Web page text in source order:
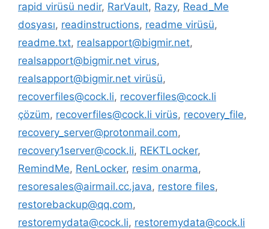
rapid virüsü nedir, RarVault, Razy, Read_Me
dosyası, readinstructions, readme virüsü,
readme.txt, realsapport@bigmir.net,
realsapport@bigmir.net virus,
realsapport@bigmir.net virüsü,
recoverfiles@cock.li, recoverfiles@cock.li
çözüm, recoverfiles@cock.li virüs, recovery_file,
recovery_server@protonmail.com,
recovery1server@cock.li, REKTLocker,
RemindMe, RenLocker, resim onarma,
resoresales@airmail.cc.java, restore files,
restorebackup@qq.com,
restoremydata@cock.li, restoremydata@cock.li